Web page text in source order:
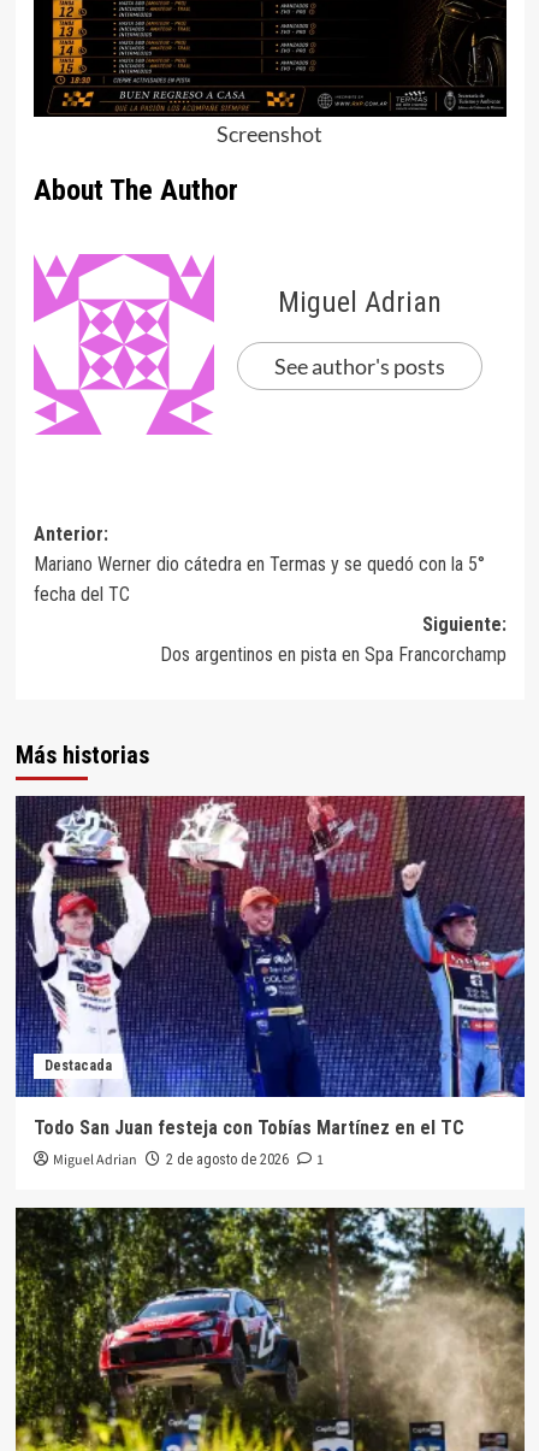
Screenshot
About The Author
Miguel Adrian
See author's posts
Navegación
de
Anterior:
Mariano Werner dio cátedra en Termas y se quedó con la 5°
fecha del TC
Siguiente:
Dos argentinos en pista en Spa Francorchamp
Más historias
Destacada
Todo San Juan festeja con Tobías Martínez en el TC
Miguel Adrian 2 de agosto de 2026 1